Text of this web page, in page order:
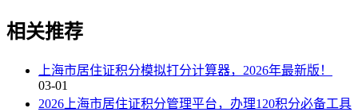
相关推荐
上海市居住证积分模拟打分计算器，2026年最新版！
03-01
2026上海市居住证积分管理平台，办理120积分必备工具